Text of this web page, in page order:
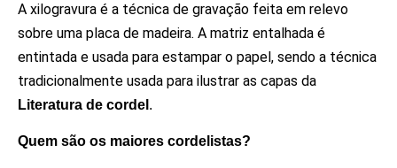
A xilogravura é a técnica de gravação feita em relevo
sobre uma placa de madeira. A matriz entalhada é
entintada e usada para estampar o papel, sendo a técnica
tradicionalmente usada para ilustrar as capas da
Literatura de cordel .
Quem são os maiores cordelistas?